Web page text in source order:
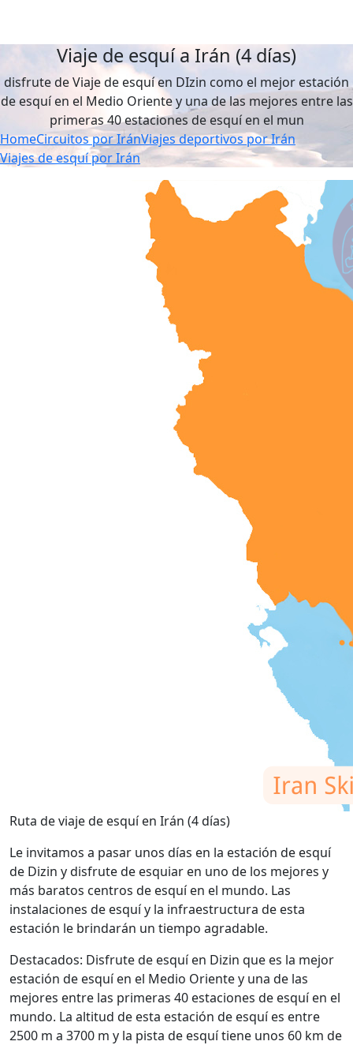
Viaje de esquí a Irán (4 días)
disfrute de Viaje de esquí en DIzin como el mejor estación
de esquí en el Medio Oriente y una de las mejores entre las
primeras 40 estaciones de esquí en el mun
HomeCircuitos por IránViajes deportivos por Irán
Viajes de esquí por Irán
Ruta de viaje de esquí en Irán (4 días)
Le invitamos a pasar unos días en la estación de esquí
de Dizin y disfrute de esquiar en uno de los mejores y
más baratos centros de esquí en el mundo. Las
instalaciones de esquí y la infraestructura de esta
estación le brindarán un tiempo agradable.
Destacados: Disfrute de esquí en Dizin que es la mejor
estación de esquí en el Medio Oriente y una de las
mejores entre las primeras 40 estaciones de esquí en el
mundo. La altitud de esta estación de esquí es entre
2500 m a 3700 m y la pista de esquí tiene unos 60 km de